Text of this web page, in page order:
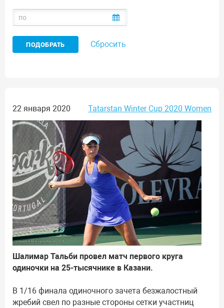
Сбросить
22 января 2020 Tatarstan Winter Cup 2020 Women
Шалимар Тальби провел матч первого круга
одиночки на 25-тысячнике в Казани.
В 1/16 финала одиночного зачета безжалостный
жребий свел по разные стороны сетки участниц